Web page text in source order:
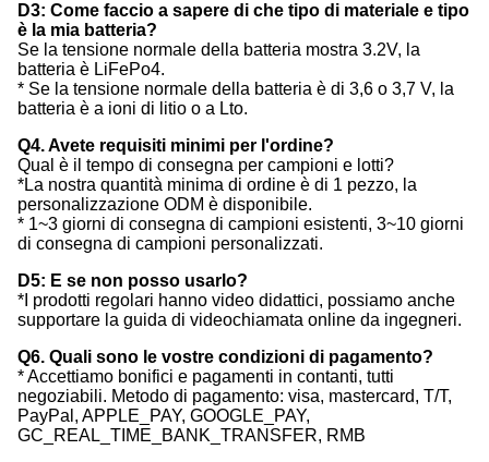
D3: Come faccio a sapere di che tipo di materiale e tipo
è la mia batteria?
Se la tensione normale della batteria mostra 3.2V, la
batteria è LiFePo4.
* Se la tensione normale della batteria è di 3,6 o 3,7 V, la
batteria è a ioni di litio o a Lto.
Q4. Avete requisiti minimi per l'ordine?
Qual è il tempo di consegna per campioni e lotti?
*La nostra quantità minima di ordine è di 1 pezzo, la
personalizzazione ODM è disponibile.
* 1~3 giorni di consegna di campioni esistenti, 3~10 giorni
di consegna di campioni personalizzati.
D5: E se non posso usarlo?
*I prodotti regolari hanno video didattici, possiamo anche
supportare la guida di videochiamata online da ingegneri.
Q6. Quali sono le vostre condizioni di pagamento?
* Accettiamo bonifici e pagamenti in contanti, tutti
negoziabili. Metodo di pagamento: visa, mastercard, T/T,
PayPal, APPLE_PAY, GOOGLE_PAY,
GC_REAL_TIME_BANK_TRANSFER, RMB